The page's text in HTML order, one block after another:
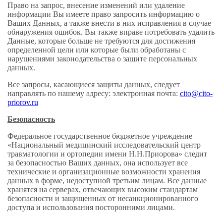
Право на запрос, внесение изменений или удаление
информации Вы имеете право запросить информацию о
Ваших Данных, а также внести в них исправления в случае
обнаружения ошибок. Вы также вправе потребовать удалить
Данные, которые больше не требуются для достижения
определенной цели или которые были обработаны с
нарушениями законодательства о защите персональных
данных.
Все запросы, касающиеся защиты данных, следует
направлять по нашему адресу: электронная почта: cito@cito-
priorov.ru
Безопасность
Федеральное государственное бюджетное учреждение
«Национальный медицинский исследовательский центр
травматологии и ортопедии имени Н.Н.Приорова» следит
за безопасностью Ваших данных, она использует все
технические и организационные возможности хранения
данных в форме, недоступной третьим лицам. Все данные
хранятся на серверах, отвечающих высоким стандартам
безопасности и защищенных от несанкционированного
доступа и использования посторонними лицами.